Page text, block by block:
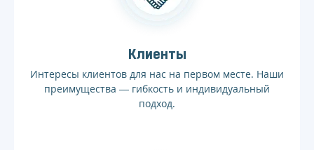
Клиенты
Интересы клиентов для нас на первом месте. Наши
преимущества — гибкость и индивидуальный
подход.